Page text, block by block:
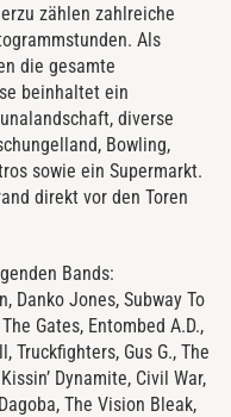
zählen zahlreiche
Als
die gesamte
beinhaltet ein
diverse
Bowling,
sowie ein Supermarkt.
direkt vor den Toren
Bands:
Danko Jones, Subway To
Gates, Entombed A.D.,
Truckfighters, Gus G., The
Dynamite, Civil War,
The Vision Bleak,